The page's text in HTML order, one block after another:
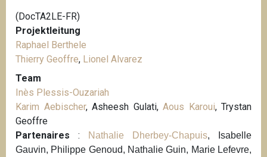
(DocTA2LE-FR)
Projektleitung
Raphael Berthele
Thierry Geoffre, Lionel Alvarez
Team
Inès Plessis-Ouzariah
Karim Aebischer, Asheesh Gulati, Aous Karoui, Trystan
Geoffre
Partenaires : Nathalie Dherbey-Chapuis, Isabelle
Gauvin, Philippe Genoud, Nathalie Guin, Marie Lefevre,